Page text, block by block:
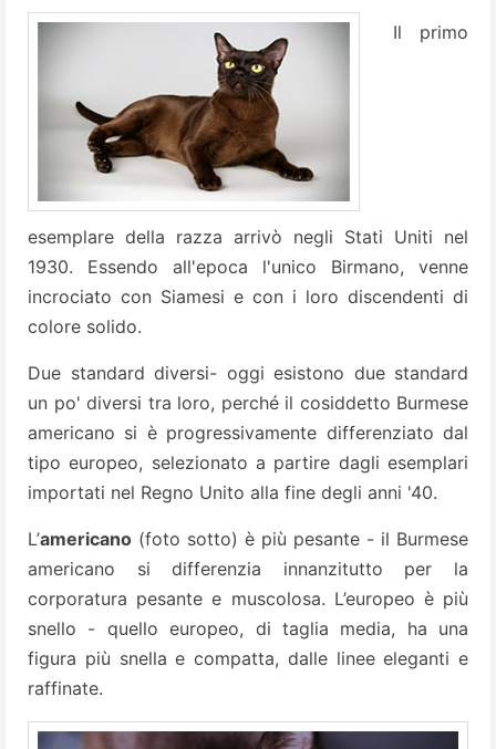
Il primo
esemplare della razza arrivò negli Stati Uniti nel
1930. Essendo all'epoca l'unico Birmano, venne
incrociato con Siamesi e con i loro discendenti di
colore solido.
Due standard diversi- oggi esistono due standard
un po' diversi tra loro, perché il cosiddetto Burmese
americano si è progressivamente differenziato dal
tipo europeo, selezionato a partire dagli esemplari
importati nel Regno Unito alla fine degli anni '40.
L’americano (foto sotto) è più pesante - il Burmese
americano si differenzia innanzitutto per la
corporatura pesante e muscolosa. L’europeo è più
snello - quello europeo, di taglia media, ha una
figura più snella e compatta, dalle linee eleganti e
raffinate.